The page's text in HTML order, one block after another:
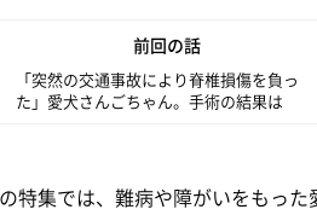
前回の話
「突然の交通事故により脊椎損傷を負っ
た」愛犬さんごちゃん。手術の結果は
特集では、難病や障がいをもっ